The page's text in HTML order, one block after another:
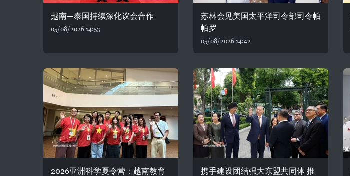
越南—泰国持续深化议会合作
05/08/2026 14:53
苏林会见美国太平洋司令部司令帕
帕罗
05/08/2026 14:42
2026亚洲科学夏令营：越南教育
携手建设团结强大东盟共同体 推